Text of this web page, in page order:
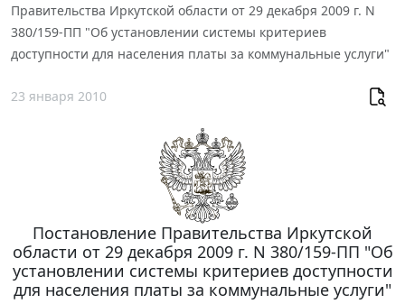
Правительства Иркутской области от 29 декабря 2009 г. N
380/159-ПП "Об установлении системы критериев
доступности для населения платы за коммунальные услуги"
23 января 2010
Постановление Правительства Иркутской
области от 29 декабря 2009 г. N 380/159-ПП "Об
установлении системы критериев доступности
для населения платы за коммунальные услуги"